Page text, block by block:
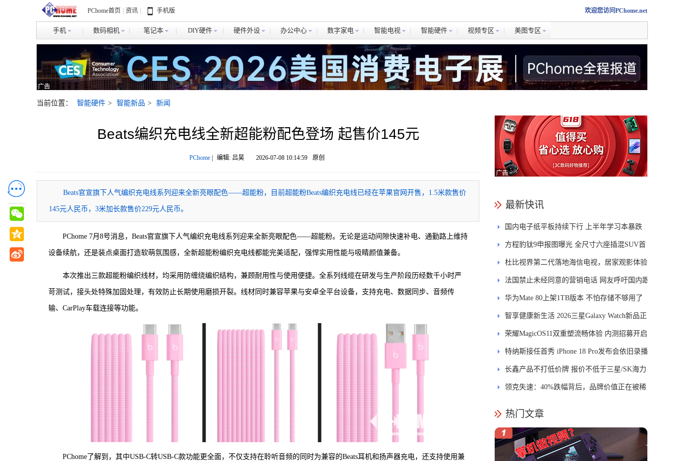
PChome首页 资讯 手机版 欢迎您访问PChome.net
手机 数码相机 笔记本 DIY硬件 硬件外设 办公中心 数字家电 智能电视 智能硬件 视频专区 美图专区
当前位置： 智能硬件 > 智能新品 > 新闻
Beats编织充电线全新超能粉配色登场 起售价145元
PChome| 编辑: 吕昊 2026-07-08 10:14:59 原创
Beats官宣旗下人气编织充电线系列迎来全新亮眼配色——超能粉，目前超能粉Beats编织充电线已经在苹果官网开售，1.5米款售价
145元人民币，3米加长款售价229元人民币。
PChome 7月8号消息，Beats官宣旗下人气编织充电线系列迎来全新亮眼配色——超能粉。无论是运动间隙快速补电、通勤路上维持
设备续航，还是装点桌面打造软萌氛围感，全新超能粉编织充电线都能完美适配，强悍实用性能与吸睛颜值兼备。
本次推出三款超能粉编织线材，均采用防缠绕编织结构，兼顾耐用性与使用便捷。全系列线缆在研发与生产阶段历经数千小时严
苛测试，接头处特殊加固处理，有效防止长期使用磨损开裂。线材同时兼容苹果与安卓全平台设备，支持充电、数据同步、音频传
输、CarPlay车载连接等功能。
PChome了解到，其中USB-C转USB-C款功能更全面，不仅支持在聆听音频的同时为兼容的Beats耳机和扬声器充电，还支持使用兼
最新快讯
国内电子纸平板持续下行 上半年学习本暴跌
84.6%
方程豹钛9申报图曝光 全尺寸六座插混SUV首
发DMS
杜比视界第二代落地海信电视，居家观影体验
能迎来哪些升级？
法国禁止未经同意的营销电话 网友呼吁国内跟
进
华为Mate 80上架1TB版本 不怕存储不够用了
智享健康新生活 2026三星Galaxy Watch新品正
式开售
荣耀MagicOS11双重塑流畅体验 内测招募开启
特纳斯接任首秀 iPhone 18 Pro发布会依旧录播
长鑫产品不打低价牌 报价不低于三星/SK海力
士
领克失速：40%跌幅背后，品牌价值正在被稀
热门文章